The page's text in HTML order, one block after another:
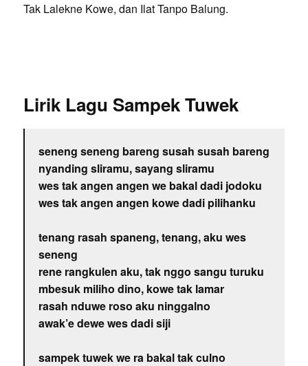
Tak Lalekne Kowe, dan Ilat Tanpo Balung.
Lirik Lagu Sampek Tuwek
seneng seneng bareng susah susah bareng
nyanding sliramu, sayang sliramu
wes tak angen angen we bakal dadi jodoku
wes tak angen angen kowe dadi pilihanku
tenang rasah spaneng, tenang, aku wes
seneng
rene rangkulen aku, tak nggo sangu turuku
mbesuk miliho dino, kowe tak lamar
rasah nduwe roso aku ninggalno
awak’e dewe wes dadi siji
sampek tuwek we ra bakal tak culno